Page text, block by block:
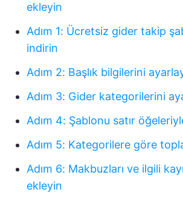
ekleyin
Adım 1: Ücretsiz gider takip
indirin
Adım 2: Başlık bilgilerini
Adım 3: Gider kategorilerini
Adım 4: Şablonu satır
Adım 5: Kategorilere göre
Adım 6: Makbuzları ve ilgili
ekleyin